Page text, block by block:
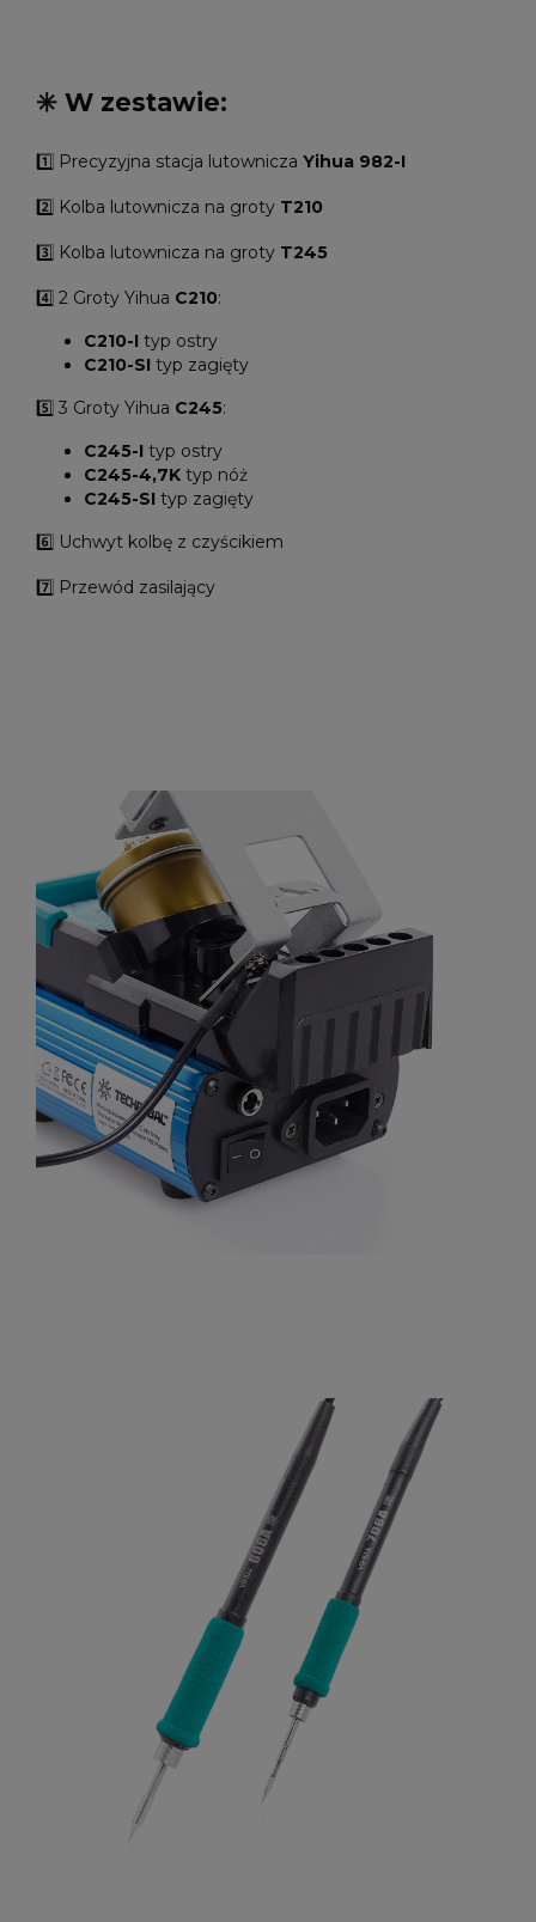
✳️ W zestawie:
1️⃣ Precyzyjna stacja lutownicza Yihua 982-I
2️⃣ Kolba lutownicza na groty T210
3️⃣ Kolba lutownicza na groty T245
4️⃣ 2 Groty Yihua C210:
C210-I typ ostry
C210-SI typ zagięty
5️⃣ 3 Groty Yihua C245:
C245-I typ ostry
C245-4,7K typ nóż
C245-SI typ zagięty
6️⃣ Uchwyt kolbę z czyścikiem
7️⃣ Przewód zasilający